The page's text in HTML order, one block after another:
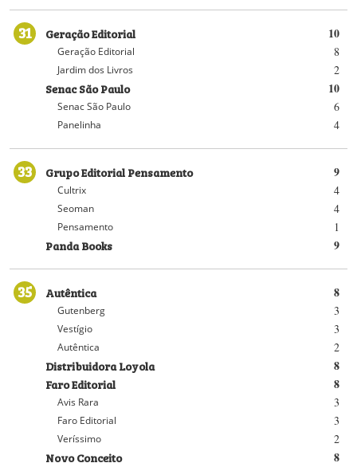
31 10
Geração Editorial
8
Geração Editorial
2
Jardim dos Livros
10
Senac São Paulo
6
Senac São Paulo
4
Panelinha
33 9
Grupo Editorial Pensamento
4
Cultrix
4
Seoman
1
Pensamento
9
Panda Books
35 8
Autêntica
3
Gutenberg
3
Vestígio
2
Autêntica
8
Distribuidora Loyola
8
Faro Editorial
3
Avis Rara
3
Faro Editorial
2
Veríssimo
8
Novo Conceito